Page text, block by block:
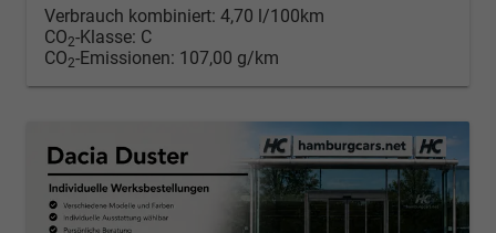
Verbrauch kombiniert: 4,70 l/100km
CO2-Klasse: C
CO2-Emissionen: 107,00 g/km